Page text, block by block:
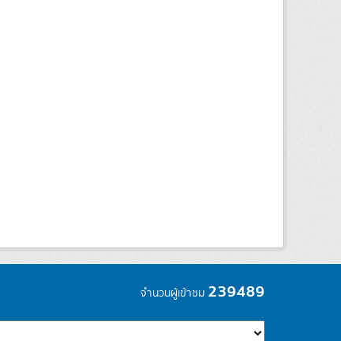
จำนวนผู้เข้าชม 239489